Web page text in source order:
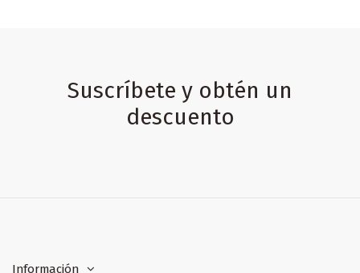
Suscríbete y obtén un
descuento
Información